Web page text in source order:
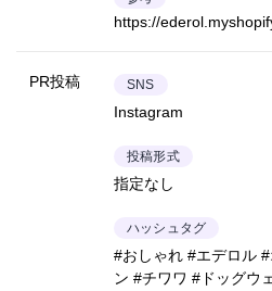
https://
PR投稿 SNS
Instagram
投稿形式
指定なし
ハッシュタグ
#おしゃれ #エデロル
ン #チワワ #ドッグウ